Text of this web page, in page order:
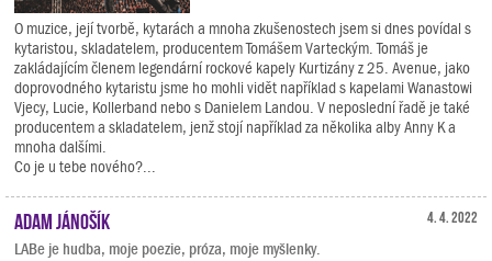
O muzice, její tvorbě, kytarách a mnoha zkušenostech jsem si dnes povídal s
kytaristou, skladatelem, producentem Tomášem Varteckým. Tomáš je
zakládajícím členem legendární rockové kapely Kurtizány z 25. Avenue, jako
doprovodného kytaristu jsme ho mohli vidět například s kapelami Wanastowi
Vjecy, Lucie, Kollerband nebo s Danielem Landou. V neposlední řadě je také
producentem a skladatelem, jenž stojí například za několika alby Anny K a
mnoha dalšími.
Co je u tebe nového?...
4. 4. 2022
Adam Jánošík
LABe je hudba, moje poezie, próza, moje myšlenky.